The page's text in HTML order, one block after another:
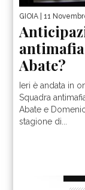
GIOIA | 11
antimafia
Abate?
Ieri è andata in
Squadra
Abate e
stagione di...